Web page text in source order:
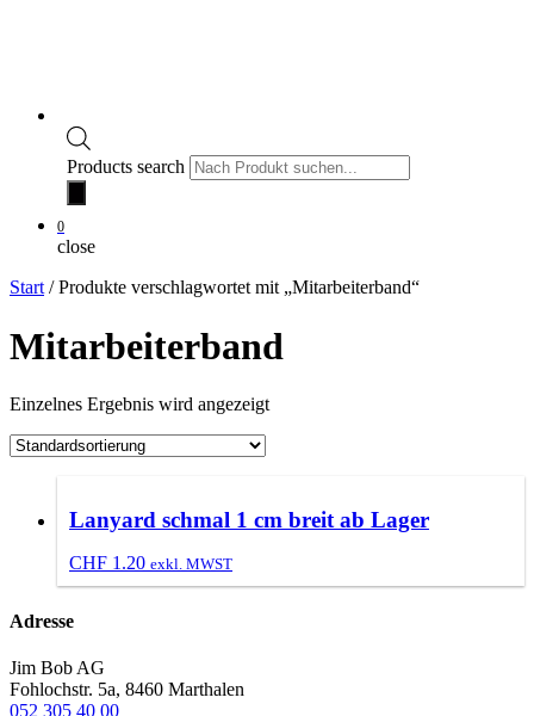
Products search
0
close
Start / Produkte verschlagwortet mit „Mitarbeiterband“
Mitarbeiterband
Einzelnes Ergebnis wird angezeigt
Lanyard schmal 1 cm breit ab Lager
CHF 1.20 exkl. MWST
Adresse
Jim Bob AG
Fohlochstr. 5a, 8460 Marthalen
052 305 40 00